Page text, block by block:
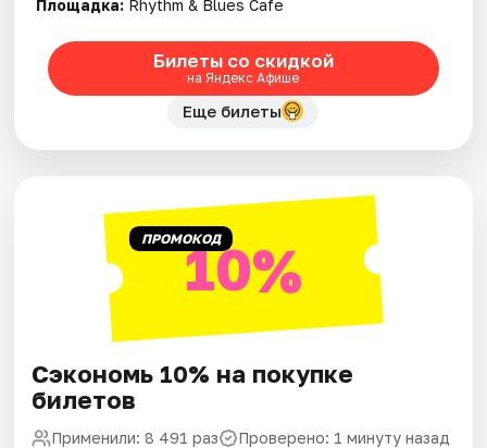
Площадка: Rhythm & Blues Cafe
Билеты со скидкой
на Яндекс Афише
Еще билеты
ПРОМОКОД10%
Сэкономь 10% на покупке
билетов
Применили: 8 491 раз Проверено: 1 минуту назад